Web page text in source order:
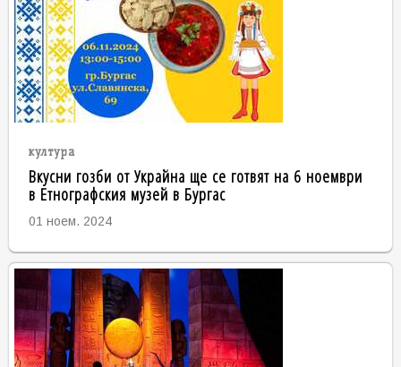
култура
Вкусни гозби от Украйна ще се готвят на 6 ноември
в Етнографския музей в Бургас
01 ноем. 2024